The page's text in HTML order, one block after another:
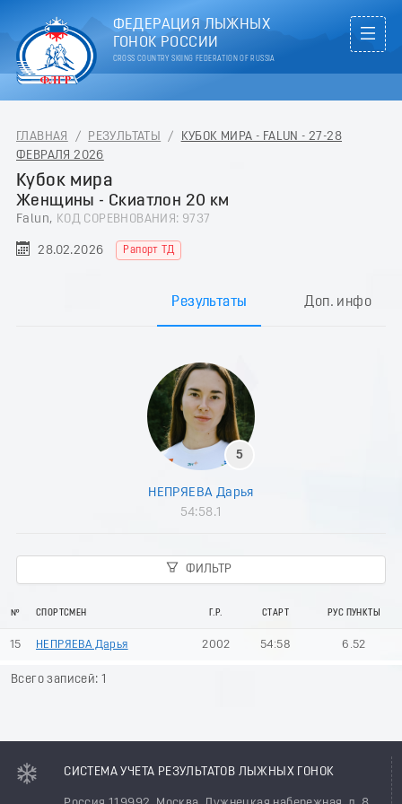
ФЕДЕРАЦИЯ ЛЫЖНЫХ
ГОНОК РОССИИ
CROSS COUNTRY SKIING FEDERATION OF RUSSIA
ГЛАВНАЯ / РЕЗУЛЬТАТЫ /
КУБОК МИРА - FALUN - 27-28
ФЕВРАЛЯ 2026
Кубок мира
Женщины - Скиатлон 20 км
Falun, КОД СОРЕВНОВАНИЯ: 9737
28.02.2026 Рапорт ТД
Результаты Доп. инфо
5
НЕПРЯЕВА Дарья
54:58.1
ФИЛЬТР
№ СПОРТСМЕН Г.Р. СТАРТ РУС ПУНКТЫ
15 НЕПРЯЕВА Дарья 2002 54:58 6.52
Всего записей: 1
СИСТЕМА УЧЕТА РЕЗУЛЬТАТОВ ЛЫЖНЫХ ГОНОК